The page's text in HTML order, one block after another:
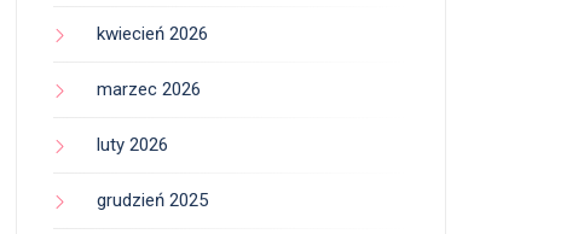
kwiecień 2026
marzec 2026
luty 2026
grudzień 2025